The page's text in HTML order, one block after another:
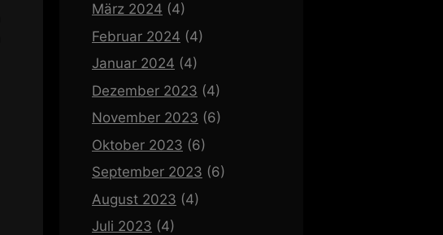
März 2024 (4)
Februar 2024 (4)
Januar 2024 (4)
Dezember 2023 (4)
November 2023 (6)
Oktober 2023 (6)
September 2023 (6)
August 2023 (4)
Juli 2023 (4)